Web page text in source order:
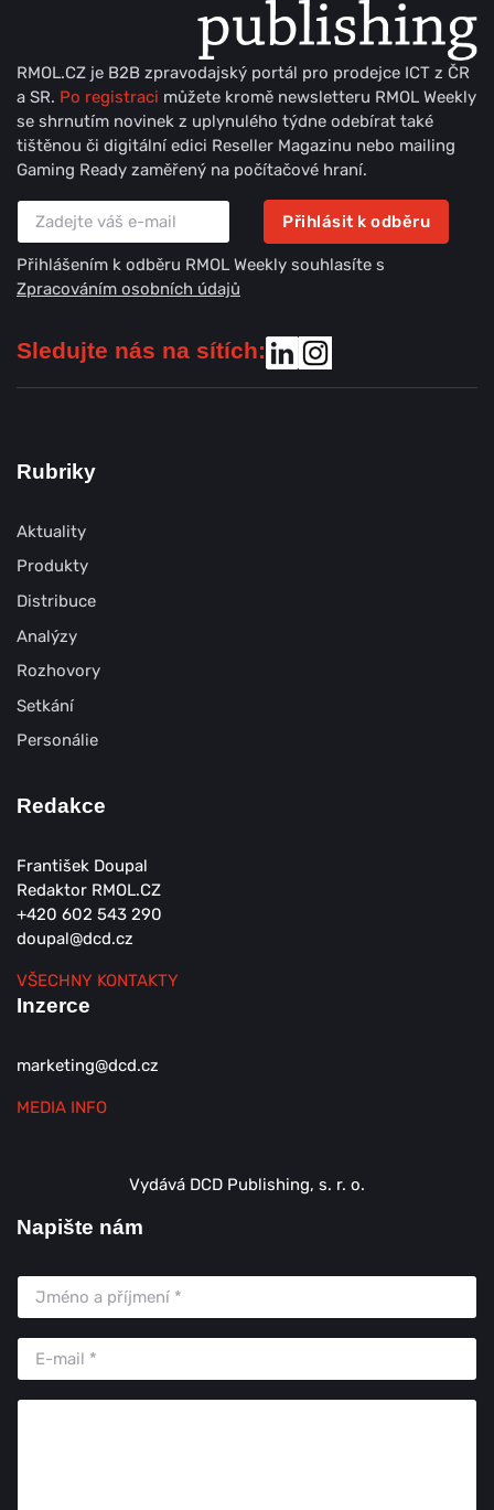
RMOL.CZ je B2B zpravodajský portál pro prodejce ICT z ČR
a SR. Po registraci můžete kromě newsletteru RMOL Weekly
se shrnutím novinek z uplynulého týdne odebírat také
tištěnou či digitální edici Reseller Magazinu nebo mailing
Gaming Ready zaměřený na počítačové hraní.
Přihlásit k odběru
Přihlášením k odběru RMOL Weekly souhlasíte s
Zpracováním osobních údajů
Sledujte nás na sítích:
Rubriky
Aktuality
Produkty
Distribuce
Analýzy
Rozhovory
Setkání
Personálie
Redakce
František Doupal
Redaktor RMOL.CZ
+420 602 543 290
doupal@dcd.cz
VŠECHNY KONTAKTY
Inzerce
marketing@dcd.cz
MEDIA INFO
Vydává DCD Publishing, s. r. o.
Napište nám